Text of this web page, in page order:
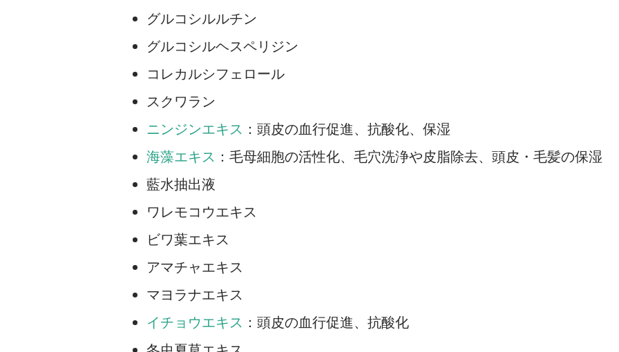
グルコシルルチン
グルコシルヘスペリジン
コレカルシフェロール
スクワラン
ニンジンエキス ：頭皮の血行促進、抗酸化、保湿
海藻エキス ：毛母細胞の活性化、毛穴洗浄や皮脂除去、頭皮・毛髪の保湿
藍水抽出液
ワレモコウエキス
ビワ葉エキス
アマチャエキス
マヨラナエキス
イチョウエキス ：頭皮の血行促進、抗酸化